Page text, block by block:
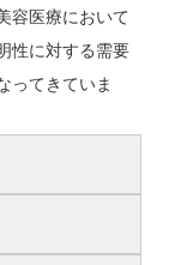
容医療において
性に対する需要
ってきていま